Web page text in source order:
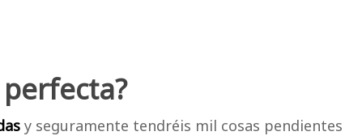
y seguramente tendréis mil cosas pendientes